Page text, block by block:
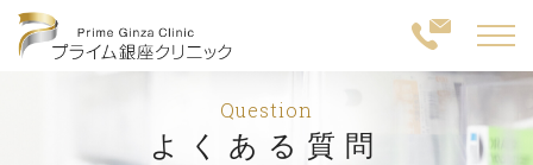
Question
よくある質問